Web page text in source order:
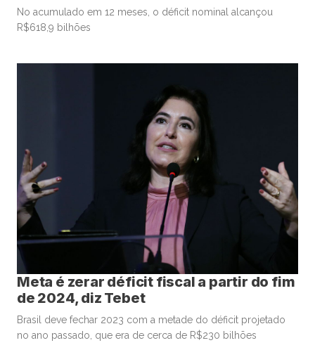
No acumulado em 12 meses, o déficit nominal alcançou
R$618,9 bilhões
Meta é zerar déficit fiscal a partir do fim
de 2024, diz Tebet
Brasil deve fechar 2023 com a metade do déficit projetado
no ano passado, que era de cerca de R$230 bilhões